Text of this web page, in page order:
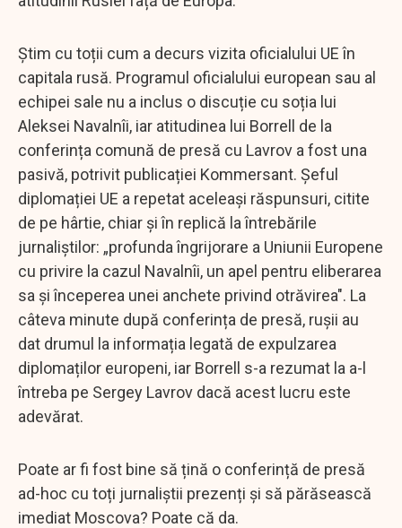
Știm cu toții cum a decurs vizita oficialului UE în
capitala rusă. Programul oficialului european sau al
echipei sale nu a inclus o discuție cu soția lui
Aleksei Navalnîi, iar atitudinea lui Borrell de la
conferința comună de presă cu Lavrov a fost una
pasivă, potrivit publicației Kommersant. Șeful
diplomației UE a repetat aceleași răspunsuri, citite
de pe hârtie, chiar și în replică la întrebările
jurnaliștilor: „profunda îngrijorare a Uniunii Europene
cu privire la cazul Navalnîi, un apel pentru eliberarea
sa și începerea unei anchete privind otrăvirea". La
câteva minute după conferința de presă, rușii au
dat drumul la informația legată de expulzarea
diplomaților europeni, iar Borrell s-a rezumat la a-l
întreba pe Sergey Lavrov dacă acest lucru este
adevărat.
Poate ar fi fost bine să țină o conferință de presă
ad-hoc cu toți jurnaliștii prezenți și să părăsească
imediat Moscova? Poate că da.